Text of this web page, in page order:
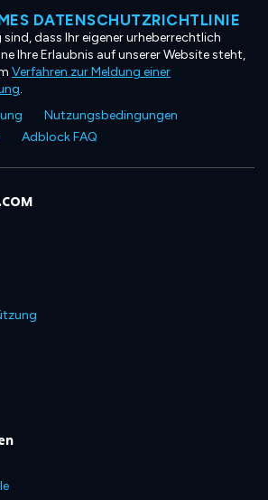
DATENSCHUTZRICHTLINIE
sind, dass Ihr eigener urheberrechtlich
Ihre Erlaubnis auf unserer Website steht,
Verfahren zur Meldung einer
.
Nutzungsbedingungen
Adblock FAQ